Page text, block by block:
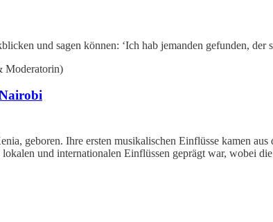
und sagen können: ‘Ich hab jemanden gefunden,
Moderatorin)
geboren. Ihre ersten musikalischen Einflüsse kamen
und internationalen Einflüssen geprägt war, wobei